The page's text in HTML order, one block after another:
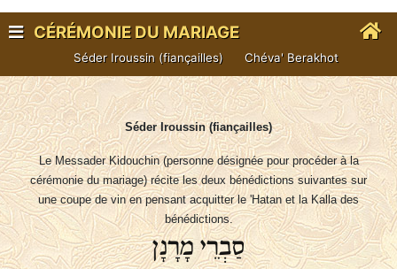
CÉRÉMONIE DU MARIAGE
Séder Iroussin (fiançailles) Chéva' Berakhot
Séder Iroussin (fiançailles)
Le Messader Kidouchin (personne désignée pour procéder à la
cérémonie du mariage) récite les deux bénédictions suivantes sur
une coupe de vin en pensant acquitter le 'Hatan et la Kalla des
bénédictions.
סַבְרֵי מָרָנָן